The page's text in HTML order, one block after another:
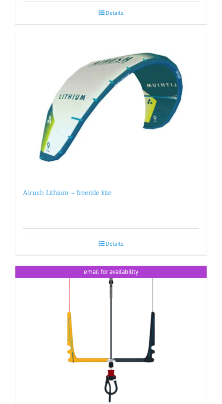
Details
Airush Lithium – freeride kite
Details
email for availability